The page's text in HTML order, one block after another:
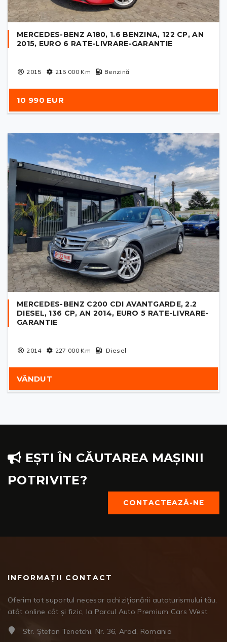
MERCEDES-BENZ A180, 1.6 BENZINA, 122 CP, AN
2015, EURO 6 RATE-LIVRARE-GARANTIE
2015 215 000Km Benzină
10 990 EUR
MERCEDES-BENZ C200 CDI AVANTGARDE, 2.2
DIESEL, 136 CP, AN 2014, EURO 5 RATE-LIVRARE-
GARANTIE
2014 227 000Km Diesel
VÂNDUT
EȘTI ÎN CĂUTAREA MAȘINII
POTRIVITE?
CONTACTEAZĂ-NE
INFORMAȚII CONTACT
Oferim tot suportul necesar achiziționării autoturismului tău,
atât online cât și fizic, la Parcul Auto Premium Cars West.
Str. Ștefan Tenetchi, Nr. 36, Arad, Romania